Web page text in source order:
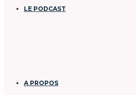
LE PODCAST
A PROPOS